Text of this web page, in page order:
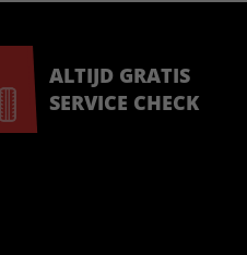
ALTIJD GRATIS
SERVICE CHECK